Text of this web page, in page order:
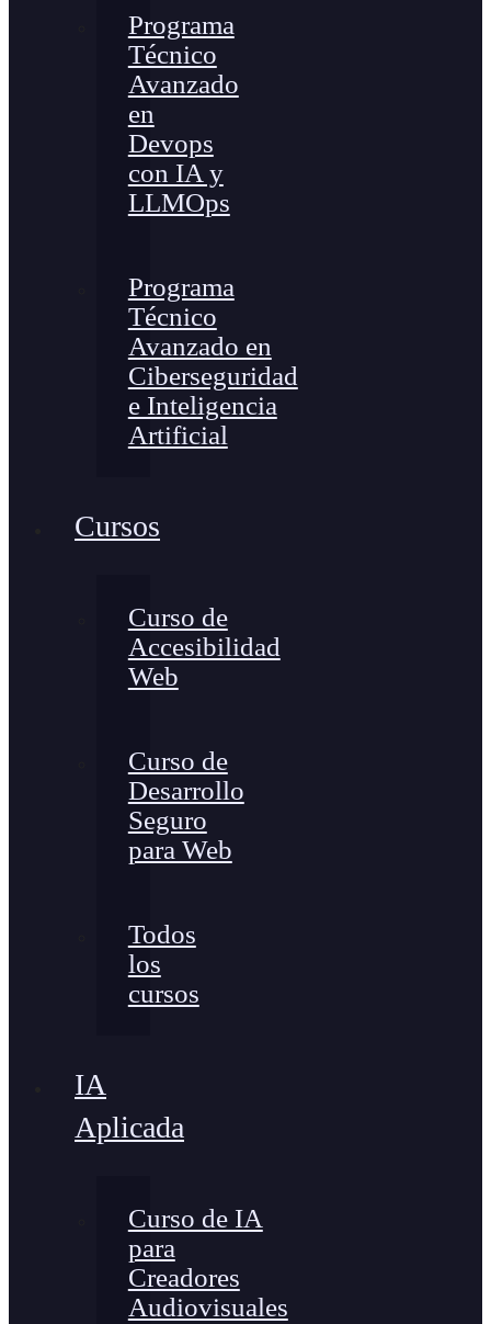
Programa
Técnico
Avanzado
en
Devops
con IA y
LLMOps
Programa
Técnico
Avanzado en
Ciberseguridad
e Inteligencia
Artificial
Cursos
Curso de
Accesibilidad
Web
Curso de
Desarrollo
Seguro
para Web
Todos
los
cursos
IA
Aplicada
Curso de IA
para
Creadores
Audiovisuales